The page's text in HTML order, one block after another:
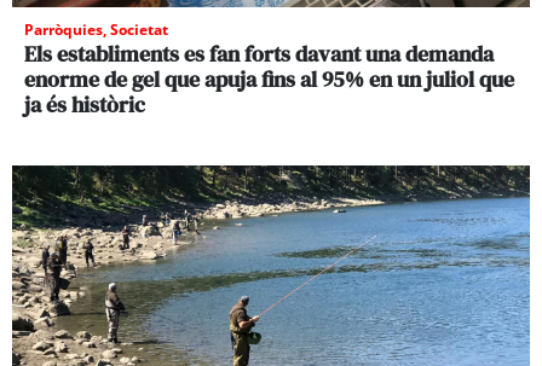
Parròquies,Societat
Els establiments es fan forts davant una demanda
enorme de gel que apuja fins al 95% en un juliol que
ja és històric